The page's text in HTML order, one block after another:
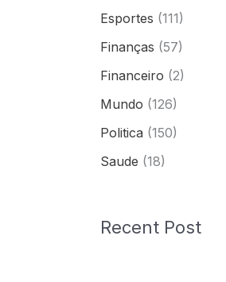
Esportes (111)
Finanças (57)
Financeiro (2)
Mundo (126)
Politica (150)
Saude (18)
Recent Post